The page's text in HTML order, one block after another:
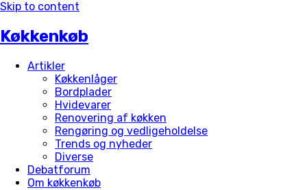
Skip to content
Køkkenkøb
Artikler
Køkkenlåger
Bordplader
Hvidevarer
Renovering af køkken
Rengøring og vedligeholdelse
Trends og nyheder
Diverse
Debatforum
Om køkkenkøb